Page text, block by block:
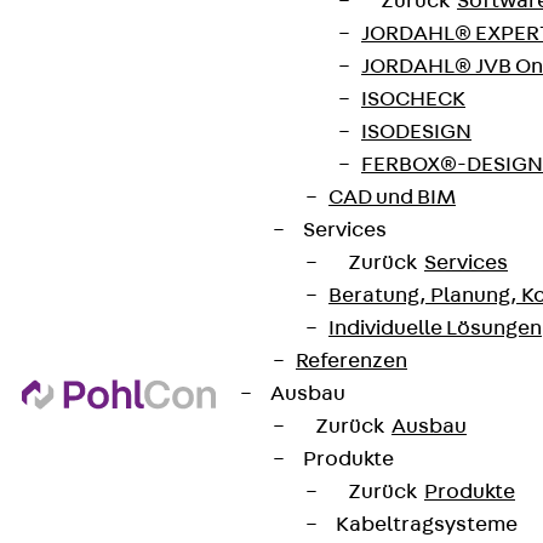
JORDAHL®
JORDAHL® JVB
ISOCHECK
ISODESIGN
FERBOX®-
CAD und BIM
Services
Zurück Services
Beratung, Planung,
Individuelle Lösungen
Referenzen
Ausbau
Zurück Ausbau
Produkte
Zurück Produkte
Kabeltragsysteme
Produktneuheiten, Referenzen und aktuellen
Jetzt anmelden